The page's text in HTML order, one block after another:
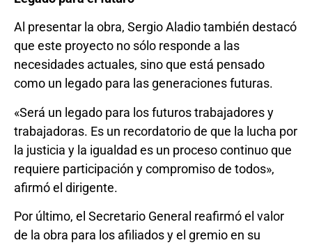
Al presentar la obra, Sergio Aladio también destacó
que este proyecto no sólo responde a las
necesidades actuales, sino que está pensado
como un legado para las generaciones futuras.
«Será un legado para los futuros trabajadores y
trabajadoras. Es un recordatorio de que la lucha por
la justicia y la igualdad es un proceso continuo que
requiere participación y compromiso de todos»,
afirmó el dirigente.
Por último, el Secretario General reafirmó el valor
de la obra para los afiliados y el gremio en su